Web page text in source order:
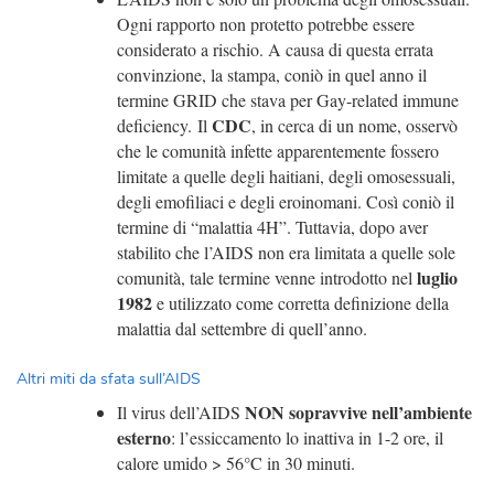
Ogni rapporto non protetto potrebbe essere
considerato a rischio. A causa di questa errata
convinzione, la stampa, coniò in quel anno il
termine GRID che stava per Gay-related immune
deficiency. Il CDC, in cerca di un nome, osservò
che le comunità infette apparentemente fossero
limitate a quelle degli haitiani, degli omosessuali,
degli emofiliaci e degli eroinomani. Così coniò il
termine di “malattia 4H”. Tuttavia, dopo aver
stabilito che l’AIDS non era limitata a quelle sole
comunità, tale termine venne introdotto nel luglio
1982e utilizzato come corretta definizione della
malattia dal settembre di quell’anno.
Altri miti da sfata sull’AIDS
Il virusdell’AIDS NON sopravvive nell’ambiente
esterno: l’essiccamento lo inattiva in 1-2 ore, il
calore umido > 56°C in 30 minuti.